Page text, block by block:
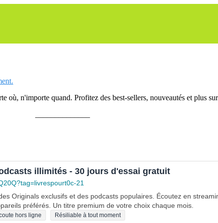
n'importe quand. Profitez des best-sellers, nouveautés et plus
illimités - 30 jours d'essai gratuit
21
Originals exclusifs et des podcasts populaires. Écoutez en
préférés. Un titre premium de votre choix chaque mois.
hors ligne Résiliable à tout moment